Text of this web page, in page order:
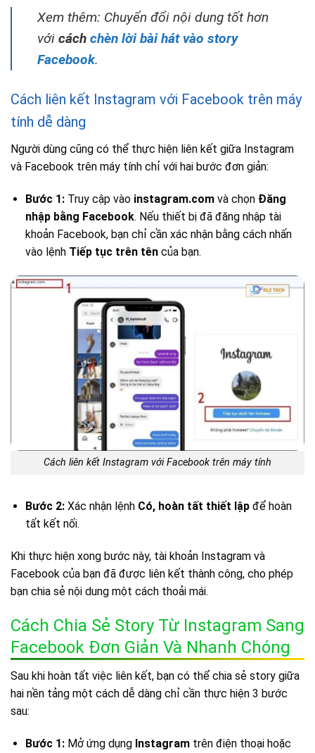
Xem thêm: Chuyển đổi nội dung tốt hơn
với cách chèn lời bài hát vào story
Facebook.
Cách liên kết Instagram với Facebook trên máy
tính dễ dàng
Người dùng cũng có thể thực hiện liên kết giữa Instagram
và Facebook trên máy tính chỉ với hai bước đơn giản:
Bước 1:Truy cập vào instagram.comvà chọn Đăng
nhập bằng Facebook. Nếu thiết bị đã đăng nhập tài
khoản Facebook, bạn chỉ cần xác nhận bằng cách nhấn
vào lệnh Tiếp tục trên têncủa bạn.
Cách liên kết Instagram với Facebook trên máy tính
Bước 2:Xác nhận lệnh Có, hoàn tất thiết lậpđể hoàn
tất kết nối.
Khi thực hiện xong bước này, tài khoản Instagram và
Facebook của bạn đã được liên kết thành công, cho phép
bạn chia sẻ nội dung một cách thoải mái.
Cách Chia Sẻ Story Từ Instagram Sang
Facebook Đơn Giản Và Nhanh Chóng
Sau khi hoàn tất việc liên kết, bạn có thể chia sẻ story giữa
hai nền tảng một cách dễ dàng chỉ cần thực hiện 3 bước
sau:
Bước 1:Mở ứng dụng Instagramtrên điện thoại hoặc